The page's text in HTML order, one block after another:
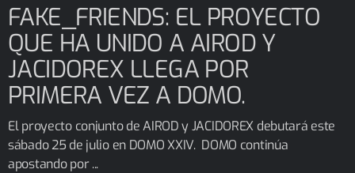
FAKE_FRIENDS: EL PROYECTO
QUE HA UNIDO A AIROD Y
JACIDOREX LLEGA POR
PRIMERA VEZ A DOMO.
El proyecto conjunto de AIROD y JACIDOREX debutará este
sábado 25 de julio en DOMO XXIV. DOMO continúa
apostando por ...